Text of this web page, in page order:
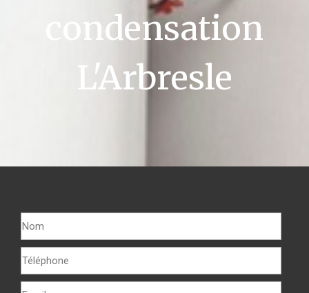
condensation
L'Arbresle